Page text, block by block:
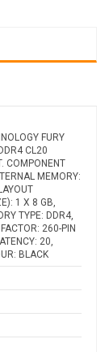
FURY
CL20
COMPONENT
MEMORY:
1 X 8 GB,
TYPE: DDR4,
260-PIN
20,
BLACK